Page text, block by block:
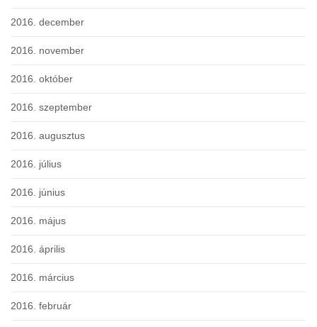
2016. december
2016. november
2016. október
2016. szeptember
2016. augusztus
2016. július
2016. június
2016. május
2016. április
2016. március
2016. február